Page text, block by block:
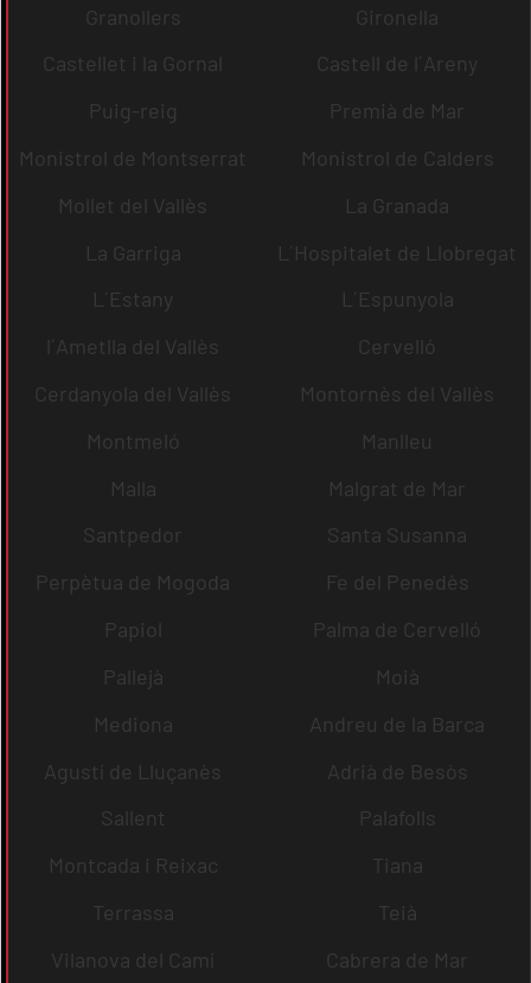
Granollers
Gironella
Castellet i la Gornal
Castell de l´Areny
Puig-reig
Premià de Mar
Monistrol de Montserrat
Monistrol de Calders
Mollet del Vallès
La Granada
La Garriga
L´Hospitalet de Llobregat
L´Estany
L´Espunyola
l´Ametlla del Vallès
Cervelló
Cerdanyola del Vallès
Montornès del Vallès
Montmeló
Manlleu
Malla
Malgrat de Mar
Santpedor
Santa Susanna
Perpètua de Mogoda
Fe del Penedès
Papiol
Palma de Cervelló
Pallejà
Moià
Mediona
Andreu de la Barca
Agustí de Lluçanès
Adrià de Besòs
Sallent
Palafolls
Montcada i Reixac
Tiana
Terrassa
Teià
Vilanova del Camí
Cabrera de Mar